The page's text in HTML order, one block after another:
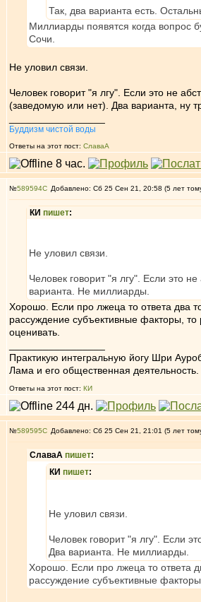
Так, два варианта есть.
Миллиарды появятся когда вопрос
Сочи.
Не уловил связи.
Человек говорит "я лгу". Если это не
(заведомую или нет). Два варианта, ну
Буддизм чистой воды
Ответы на этот пост: СлаваА
№589594 Добавлено: Сб 25 Сен 21, 20:58 (5 лет
КИ пишет:
Не уловил связи.
Человек говорит "я лгу". Если это
варианта. Не миллиарды.
Хорошо. Если про лжеца то ответа два
рассуждение субъективные факторы, то
оценивать.
Практикую интегральную йогу Шри
Лама и его общественная деятельность.
Ответы на этот пост: КИ
№589595 Добавлено: Сб 25 Сен 21, 21:01 (5 лет
СлаваА пишет:
КИ пишет:
Не уловил связи.
Человек говорит "я лгу". Если
Два варианта. Не миллиарды.
Хорошо. Если про лжеца то ответа
рассуждение субъективные факторы